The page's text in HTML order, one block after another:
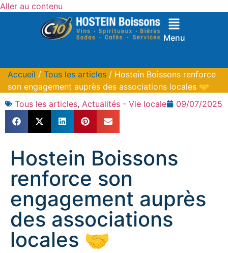
Aller au contenu
Menu
Accueil / Tous les articles / Hostein Boissons renforce
son engagement auprès des associations locales 🤝
Tous les articles, Actualités - Vie locale 09/07/2025
Hostein Boissons
renforce son
engagement auprès
des associations
locales 🤝